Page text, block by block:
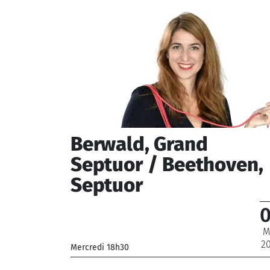
Berwald, Grand
Septuor / Beethoven,
Septuor
Mercredi 18h30